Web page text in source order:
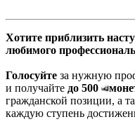
Хотите приблизить
любимого
Голосуйте за нужную
и получайте до 500
гражданской позиции, а
каждую ступень